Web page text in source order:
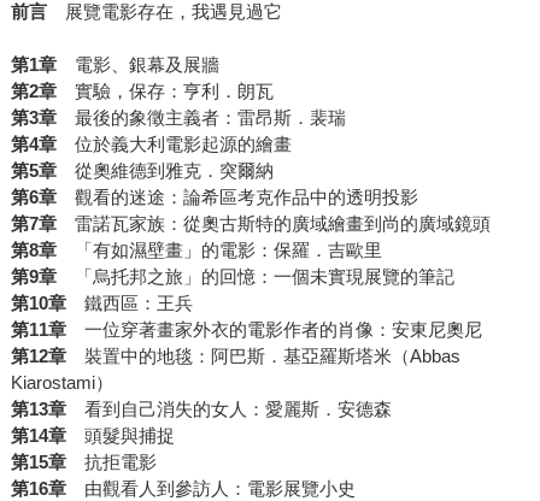
前言展覽電影存在，我遇見過它
第1章電影、銀幕及展牆
第2章實驗，保存：亨利．朗瓦
第3章最後的象徵主義者：雷昂斯．裴瑞
第4章位於義大利電影起源的繪畫
第5章從奧維德到雅克．突爾納
第6章觀看的迷途：論希區考克作品中的透明投影
第7章雷諾瓦家族：從奧古斯特的廣域繪畫到尚的廣域鏡頭
第8章「有如濕壁畫」的電影：保羅．吉歐里
第9章「烏托邦之旅」的回憶：一個未實現展覽的筆記
第10章鐵西區：王兵
第11章一位穿著畫家外衣的電影作者的肖像：安東尼奧尼
第12章裝置中的地毯：阿巴斯．基亞羅斯塔米（Abbas
Kiarostami）
第13章看到自己消失的女人：愛麗斯．安德森
第14章頭髮與捕捉
第15章抗拒電影
第16章由觀看人到參訪人：電影展覽小史